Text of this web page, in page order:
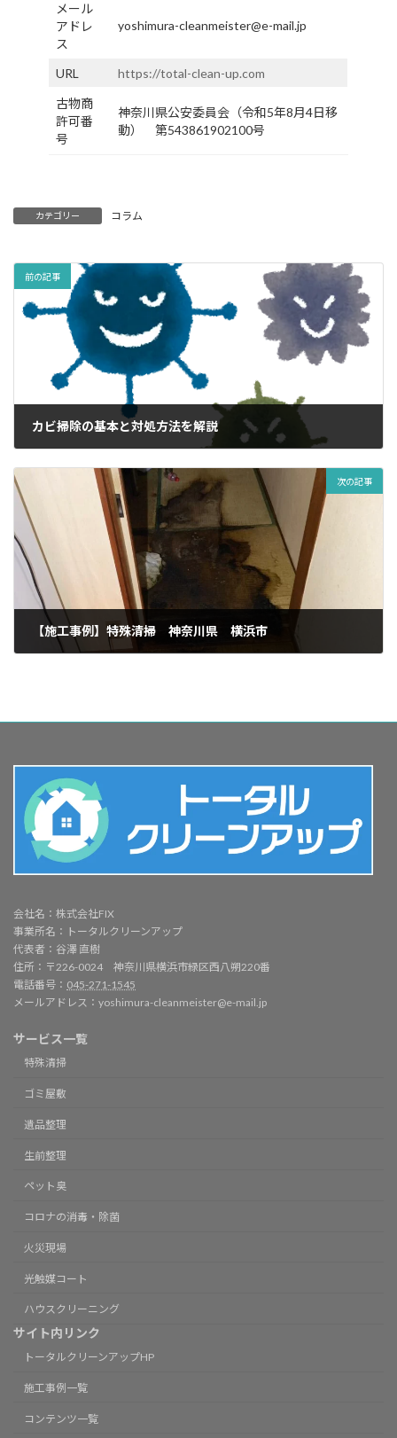
メール
アドレ
ス
yoshimura-cleanmeister@e-mail.jp
URL
https://total-clean-up.com
古物商
許可番
号
神奈川県公安委員会（令和5年8月4日移
動） 第543861902100号
カテゴリー コラム
前の記事
カビ掃除の基本と対処方法を解説
次の記事
【施工事例】特殊清掃 神奈川県 横浜市
会社名：株式会社FIX
事業所名：トータルクリーンアップ
代表者：谷澤 直樹
住所：〒226-0024 神奈川県横浜市緑区西八朔220番
電話番号： 045-271-1545
メールアドレス：yoshimura-cleanmeister@e-mail.jp
サービス一覧
特殊清掃
ゴミ屋敷
遺品整理
生前整理
ペット臭
コロナの消毒・除菌
火災現場
光触媒コート
ハウスクリーニング
サイト内リンク
トータルクリーンアップHP
施工事例一覧
コンテンツ一覧